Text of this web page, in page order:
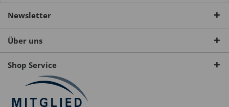
Newsletter
Über uns
Shop Service